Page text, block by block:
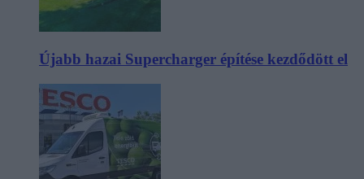
Újabb hazai Supercharger építése kezdődött el